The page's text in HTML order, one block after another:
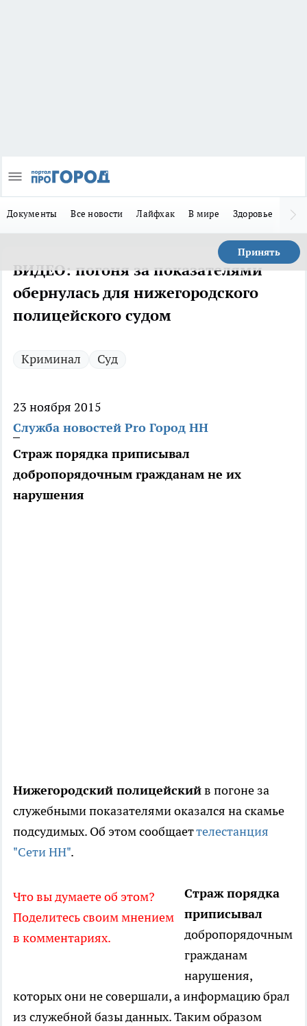
Документы Все новости Лайфхак В мире Здоровье
Принять
ВИДЕО: погоня за показателями
обернулась для нижегородского
полицейского судом
Криминал Суд
23 ноября 2015
Служба новостей Pro Город НН
Страж порядка приписывал
добропорядочным гражданам не их
нарушения
Нижегородский полицейскийв погоне за
служебными показателями оказался на скамье
подсудимых. Об этом сообщаеттелестанция
"Сети НН".
Что вы думаете об этом?
Поделитесь своим мнением
в комментариях.
Страж порядка
приписывал
добропорядочным
гражданам
нарушения,
которых они не совершали, а информацию брал
из служебной базы данных. Таким образом